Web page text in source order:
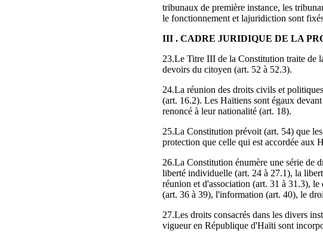
tribunaux de première instance, les
le fonctionnement et lajuridiction sont
III . CADRE JURIDIQUE DE LA
23.Le Titre III de la Constitution traite de
devoirs du citoyen (art. 52 à 52.3).
24.La réunion des droits civils et
(art. 16.2). Les Haïtiens sont égaux
renoncé à leur nationalité (art. 18).
25.La Constitution prévoit (art. 54) que
protection que celle qui est accordée aux
26.La Constitution énumère une série de
liberté individuelle (art. 24 à 27.1), la
réunion et d'association (art. 31 à 31.3),
(art. 36 à 39), l'information (art. 40), le
27.Les droits consacrés dans les divers
vigueur en République d'Haïti sont